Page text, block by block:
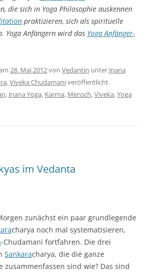
die sich in Yoga Philosophie auskennen
praktizieren, sich als spirituelle
Yoga Anfängern wird das Yoga Anfänger-
28. Mai 2012von Vedantin unter Jnana
,Viveka Chudamaniveröffentlicht.
, Jnana Yoga, Karma, Mensch,Viveka,Yoga
im Vedanta
zunächst ein paar grundlegende
charya noch mal systematisieren,
-Chudamani fortfahren. Die drei
Sankaracharya, die die ganze
zusammenfassen sind wie? Das sind